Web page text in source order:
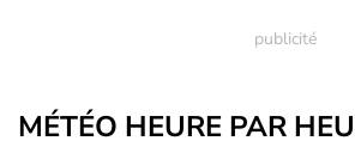
MÉTÉO HEURE PAR